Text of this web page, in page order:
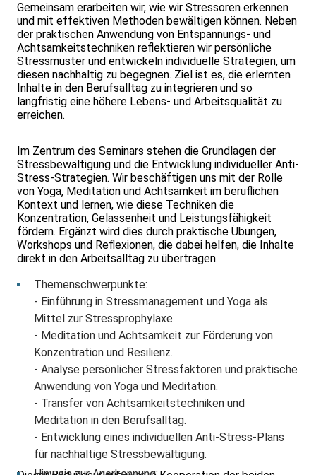
Gemeinsam erarbeiten wir, wie wir Stressoren erkennen
und mit effektiven Methoden bewältigen können. Neben
der praktischen Anwendung von Entspannungs- und
Achtsamkeitstechniken reflektieren wir persönliche
Stressmuster und entwickeln individuelle Strategien, um
diesen nachhaltig zu begegnen. Ziel ist es, die erlernten
Inhalte in den Berufsalltag zu integrieren und so
langfristig eine höhere Lebens- und Arbeitsqualität zu
erreichen.
Im Zentrum des Seminars stehen die Grundlagen der
Stressbewältigung und die Entwicklung individueller Anti-
Stress-Strategien. Wir beschäftigen uns mit der Rolle
von Yoga, Meditation und Achtsamkeit im beruflichen
Kontext und lernen, wie diese Techniken die
Konzentration, Gelassenheit und Leistungsfähigkeit
fördern. Ergänzt wird dies durch praktische Übungen,
Workshops und Reflexionen, die dabei helfen, die Inhalte
direkt in den Arbeitsalltag zu übertragen.
Themenschwerpunkte:
- Einführung in Stressmanagement und Yoga als
Mittel zur Stressprophylaxe.
- Meditation und Achtsamkeit zur Förderung von
Konzentration und Resilienz.
- Analyse persönlicher Stressfaktoren und praktische
Anwendung von Yoga und Meditation.
- Transfer von Achtsamkeitstechniken und
Meditation in den Berufsalltag.
- Entwicklung eines individuellen Anti-Stress-Plans
für nachhaltige Stressbewältigung.